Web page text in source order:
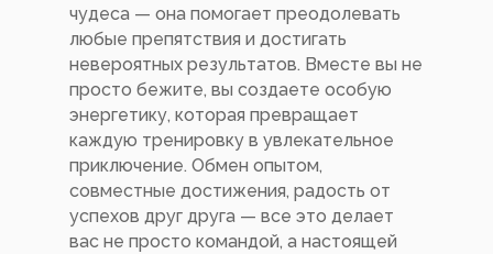
чудеса — она помогает преодолевать
любые препятствия и достигать
невероятных результатов. Вместе вы не
просто бежите, вы создаете особую
энергетику, которая превращает
каждую тренировку в увлекательное
приключение. Обмен опытом,
совместные достижения, радость от
успехов друг друга — все это делает
вас не просто командой, а настоящей